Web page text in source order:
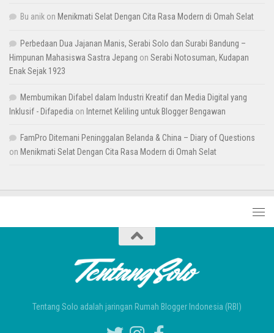
Bu anik on Menikmati Selat Dengan Cita Rasa Modern di Omah Selat
Perbedaan Dua Jajanan Manis, Serabi Solo dan Surabi Bandung –
Himpunan Mahasiswa Sastra Jepang on Serabi Notosuman, Kudapan
Enak Sejak 1923
Membumikan Difabel dalam Industri Kreatif dan Media Digital yang
Inklusif - Difapedia on Internet Keliling untuk Blogger Bengawan
FamPro Ditemani Peninggalan Belanda & China – Diary of Questions
on Menikmati Selat Dengan Cita Rasa Modern di Omah Selat
Tentang Solo adalah jaringan Rumah Blogger Indonesia (RBI)